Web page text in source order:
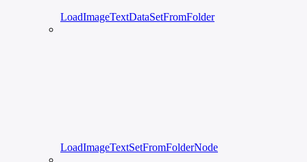
LoadImageTextDataSetFromFolder
LoadImageTextSetFromFolderNode